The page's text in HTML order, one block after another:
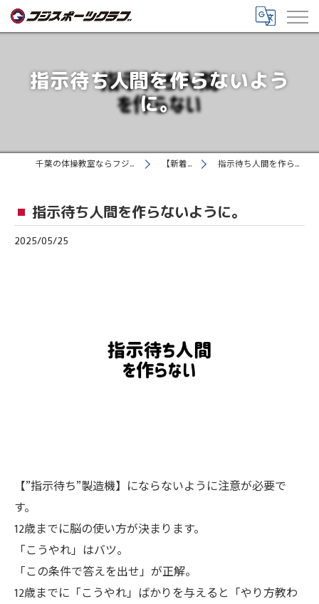
指示待ち人間を作らないよう
に。
千葉の体操教室ならフジスポーツクラブ 【新着情報】 指示待ち人間を作らないように。
指示待ち人間を作らないように。
2025/05/25
【”指示待ち”製造機】にならないように注意が必要で
す。
12歳までに脳の使い方が決まります。
「こうやれ」はバツ。
「この条件で答えを出せ」が正解。
12歳までに「こうやれ」ばかりを与えると「やり方教わ